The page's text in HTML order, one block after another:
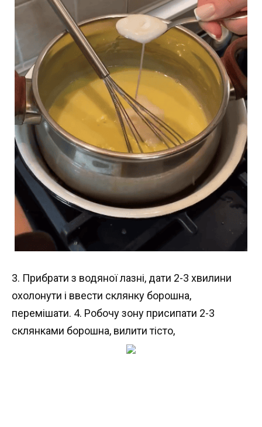
3. Прибрати з водяної лазні, дати 2-3 хвилини
охолонути і ввести склянку борошна,
перемішати. 4. Робочу зону присипати 2-3
склянками борошна, вилити тісто,